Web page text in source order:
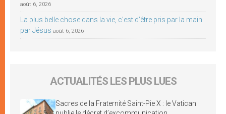
août 6, 2026
La plus belle chose dans la vie, c’est d’être pris par la main
par Jésus août 6, 2026
ACTUALITÉS LES PLUS LUES
Sacres de la Fraternité Saint-Pie X : le Vatican